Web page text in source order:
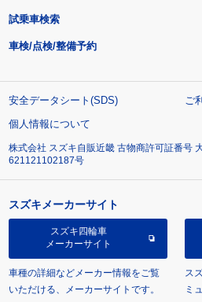
試乗車検索
車検/点検/整備予約
安全データシート(SDS)
ご
個人情報について
株式会社 スズキ自販近畿 古物商許可証番号
621121102187号
スズキメーカーサイト
スズキ四輪車
メーカーサイト
車種の詳細などメーカー情報をご覧
いただける、メーカーサイトです。
ス
ミ